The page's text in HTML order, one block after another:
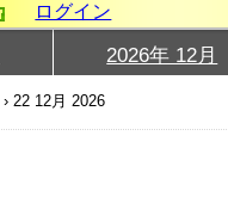
ログイン
2026年 12月
›22 12月 2026